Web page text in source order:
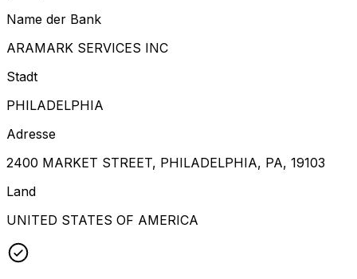
Name der Bank
ARAMARK SERVICES INC
Stadt
PHILADELPHIA
Adresse
2400 MARKET STREET, PHILADELPHIA, PA, 19103
Land
UNITED STATES OF AMERICA